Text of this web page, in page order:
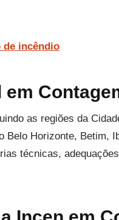
de incêndio
as regiões da
Horizonte, Betim,
técnicas,